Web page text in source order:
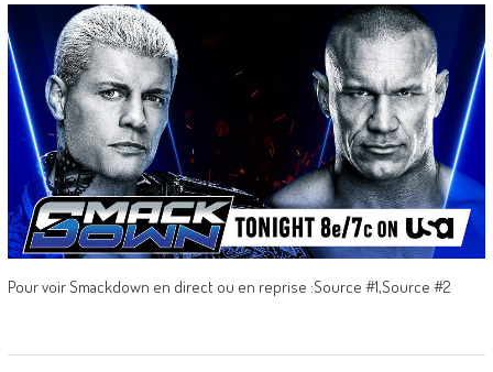
Pour voir Smackdown en direct ou en reprise :Source #1,Source #2